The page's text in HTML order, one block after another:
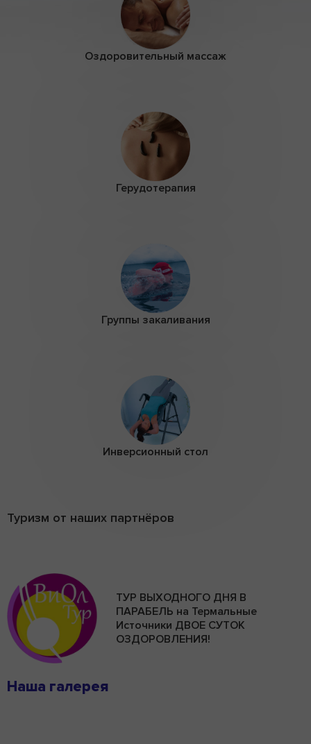
Оздоровительный массаж
Герудотерапия
Группы закаливания
Инверсионный стол
Туризм от наших партнёров
ТУР ВЫХОДНОГО ДНЯ В
ПАРАБЕЛЬ на Термальные
Источники ДВОЕ СУТОК
ОЗДОРОВЛЕНИЯ!
Наша галерея